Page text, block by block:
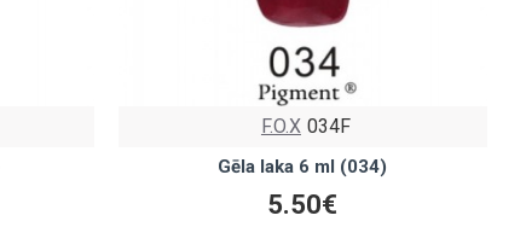
F.O.X 034F
Gēla laka 6 ml (034)
5.50€